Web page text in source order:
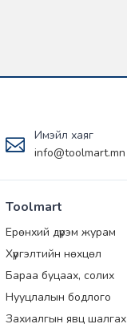
Имэйл хаяг
info@toolmart.mn
Toolmart
Ерөнхий дүрэм журам
Хүргэлтийн нөхцөл
Бараа буцаах, солих
Нууцлалын бодлого
Захиалгын явц шалгах